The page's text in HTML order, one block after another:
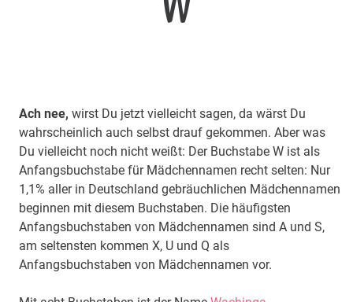
Ach nee, wirst Du jetzt vielleicht sagen, da wärst Du
wahrscheinlich auch selbst drauf gekommen. Aber was
Du vielleicht noch nicht weißt: Der Buchstabe W ist als
Anfangsbuchstabe für Mädchennamen recht selten: Nur
1,1% aller in Deutschland gebräuchlichen Mädchennamen
beginnen mit diesem Buchstaben. Die häufigsten
Anfangsbuchstaben von Mädchennamen sind A und S,
am seltensten kommen X, U und Q als
Anfangsbuchstaben von Mädchennamen vor.